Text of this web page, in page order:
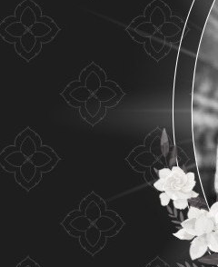
สำคัญต่อข้อมูลส่วนบุคคลของ
งเว็บไซต์ หากท่านใช้บริการ
ค่าใดๆ แสดงว่าท่านยินยอมที่จะ
ยสิทธิส่วนบุคคลของเรา
ยอมรับทั้งหมด